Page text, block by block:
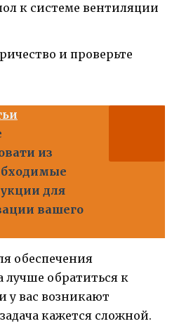
к системе вентиляции
и проверьте
из
для
вашего
обеспечения
лучше обратиться к
у вас возникают
кажется сложной.